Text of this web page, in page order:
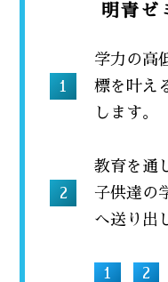
明青ゼ
学力の高
標を叶え
します。
教育を通
子供達の
へ送り出
1 2